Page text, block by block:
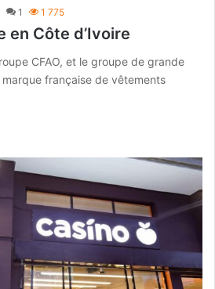
1 1 775
en Côte d’Ivoire
CFAO, et le groupe de grande
française de vêtements